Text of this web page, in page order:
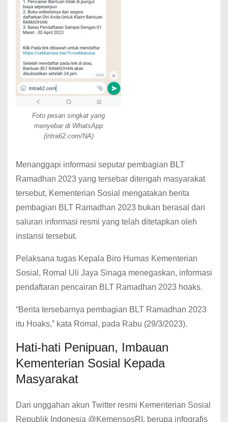
Foto pesan singkat yang
menyebar di WhatsApp
(intra62.com/NA)
Menanggapi informasi seputar pembagian BLT
Ramadhan 2023 yang tersebar ditengah masyarakat
tersebut, Kementerian Sosial mengatakan berita
pembagian BLT Ramadhan 2023 bukan berasal dari
saluran informasi resmi yang telah ditetapkan oleh
instansi tersebut.
Pelaksana tugas Kepala Biro Humas Kementerian
Sosial, Romal Uli Jaya Sinaga menegaskan, informasi
pendaftaran pencairan BLT Ramadhan 2023 hoaks.
“Berita tersebarnya pembagian BLT Ramadhan 2023
itu Hoaks,” kata Romal, pada Rabu (29/3/2023).
Hati-hati Penipuan, Imbauan
Kementerian Sosial Kepada
Masyarakat
Dari unggahan akun Twitter resmi Kementerian Sosial
Republik Indonesia @KemensosRI, berupa infografis